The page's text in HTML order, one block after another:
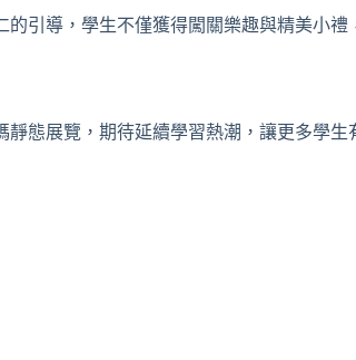
引導，學生不僅獲得闖關樂趣與精美小
態展覽，期待延續學習熱潮，讓更多學